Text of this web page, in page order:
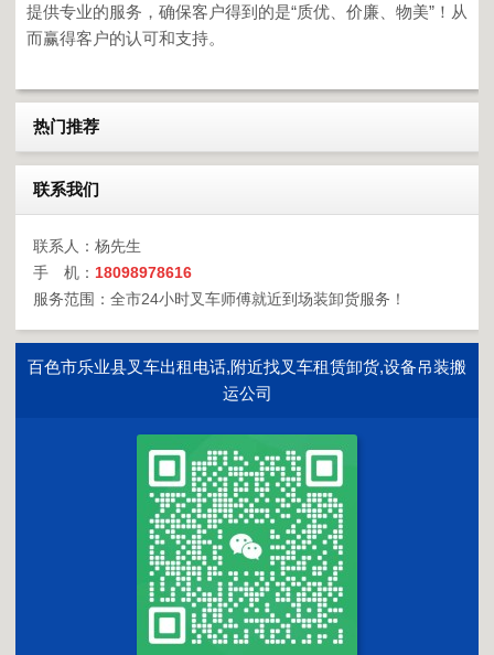
提供专业的服务，确保客户得到的是“质优、价廉、物美”！从
而赢得客户的认可和支持。
热门推荐
联系我们
联系人：杨先生
手 机： 18098978616
服务范围：全市24小时叉车师傅就近到场装卸货服务！
百色市乐业县叉车出租电话,附近找叉车租赁卸货,设备吊装搬
运公司